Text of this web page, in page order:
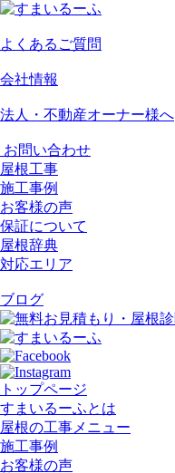
よくあるご質問
会社情報
法人・不動産オーナー様へ
お問い合わせ
屋根工事
施工事例
お客様の声
保証について
屋根辞典
対応エリア
ブログ
トップページ
すまいるーふとは
屋根の工事メニュー
施工事例
お客様の声